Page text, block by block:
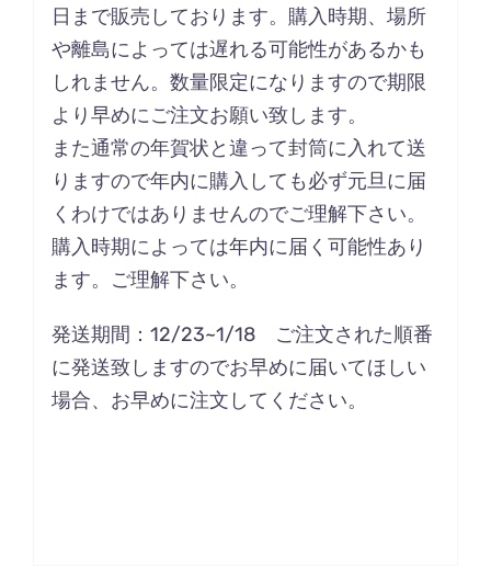
日まで販売しております。購入時期、場所
や離島によっては遅れる可能性があるかも
しれません。数量限定になりますので期限
より早めにご注文お願い致します。
また通常の年賀状と違って封筒に入れて送
りますので年内に購入しても必ず元旦に届
くわけではありませんのでご理解下さい。
購入時期によっては年内に届く可能性あり
ます。ご理解下さい。
発送期間：12/23~1/18 ご注文された順番
に発送致しますのでお早めに届いてほしい
場合、お早めに注文してください。